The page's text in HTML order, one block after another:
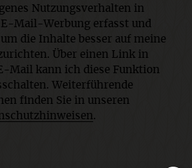
Nutzungsverhalten in
Mail-Werbung erfasst und
die Inhalte besser auf meine
Über einen Link in
Mail kann ich diese Funktion
Weiterführende
finden Sie in unseren
.